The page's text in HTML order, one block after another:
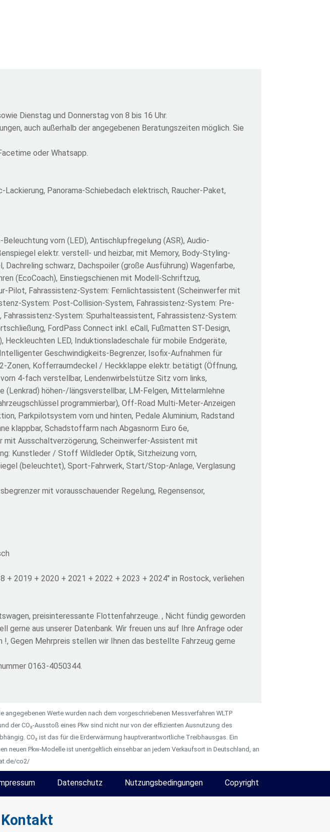
Dienstag und Donnerstag von 8 bis 16 Uhr.
auch außerhalb der angegebenen Beratungszeiten möglich. Sie
oder Whatsapp.
Panorama-Schiebedach elektrisch, Raucher-Paket,
vorn (LED), Antischlupfregelung (ASR), Audio-
elektr. verstell- und heizbar, mit Memory, Body-Styling-
schwarz, Dachspoiler (große Ausführung) Wagenfarbe,
(EcoCoach), Einstiegschienen mit Modell-Schriftzug,
Pilot, Fahrassistenz-System: Fernlichtassistent (Scheinwerfer mit
System: Post-Collision-System, Fahrassistenz-System: Pre-
System: Spurhalteassistent, Fahrassistenz-System:
FordPass Connect inkl. eCall, Fußmatten ST-Design,
LED, Induktionsladeschale für mobile Endgeräte,
Geschwindigkeits-Begrenzer, Isofix-Aufnahmen für
Zonen, Kofferraumdeckel / Heckklappe elektr. betätigt (Öffnung,
4-fach verstellbar, Lendenwirbelstütze Sitz vorn links,
höhen-/längsverstellbar, LM-Felgen, Mittelarmlehne
programmierbar), Off-Road Multi-Meter-Anzeigen
Parkpilotsystem vorn und hinten, Pedale Aluminium, Radstand
klappbar, Schadstoffarm nach Abgasnorm Euro 6e,
mit Ausschaltverzögerung, Scheinwerfer-Assistent mit
Kunstleder / Stoff Wildleder Optik, Sitzheizung vorn,
(beleuchtet), Sport-Fahrwerk, Start/Stop-Anlage, Verglasung
mit vorausschauender Regelung, Regensensor,
2019 + 2020 + 2021 + 2022 + 2023 + 2024" in Rostock, verliehen
preisinteressante Flottenfahrzeuge. , Nicht fündig geworden
gerne aus unserer Datenbank. Wir freuen uns auf Ihre Anfrage oder
Gegen Mehrpreis stellen wir Ihnen das bestellte Fahrzeug gerne
0163-4050344.
Werte wurden nach dem vorgeschriebenen Messverfahren WLTP
der CO₂-Ausstoß eines Pkw sind nicht nur von der effizienten Ausnutzung des
CO₂ ist das für die Erderwärmung hauptverantwortliche Treibhausgas. Ein
neuen Pkw-Modelle ist unentgeltlich einsehbar an jedem Verkaufsort in Deutschland, an
co2/
Datenschutz Nutzungsbedingungen Copyright
Kontakt